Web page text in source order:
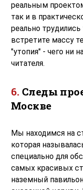
реальным
так и в
реально
встретите массу
"утопия" - чего ни
читателя.
Следы
Москве
Мы находимся на
которая
специально для
самых красивых
наземный